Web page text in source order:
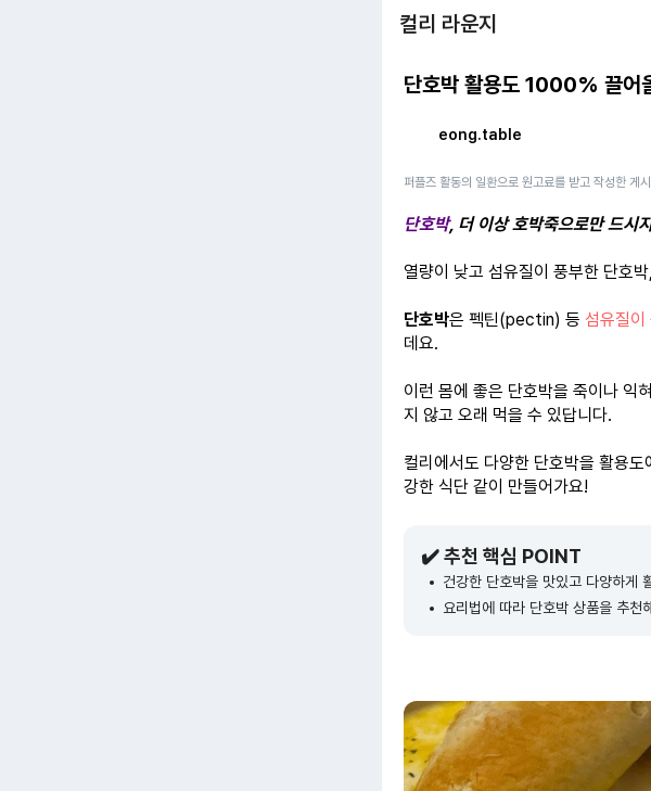
컬리 라운지
단호박 활용도 1000% 끌어
eong.table
퍼플즈 활동의 일환으로 원고료를 받고 작성한 게
단호박, 더 이상 호박죽으로만 드시
열량이 낮고 섬유질이 풍부한 단호
단호박은 펙틴(pectin) 등 섬유질
데요.
이런 몸에 좋은 단호박을 죽이나 익
지 않고 오래 먹을 수 있답니다.
컬리에서도 다양한 단호박을 활용
강한 식단 같이 만들어가요!
✔️ 추천 핵심 POINT
건강한 단호박을 맛있고 다양하게
요리법에 따라 단호박 상품을 추천